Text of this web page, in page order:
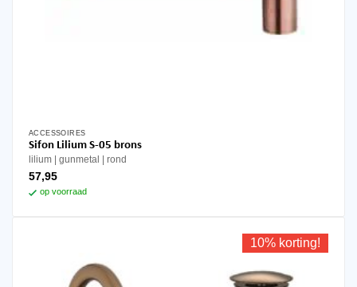
ACCESSOIRES
Sifon Lilium S-05 brons
lilium gunmetal rond
57,95
op voorraad
10% korting!